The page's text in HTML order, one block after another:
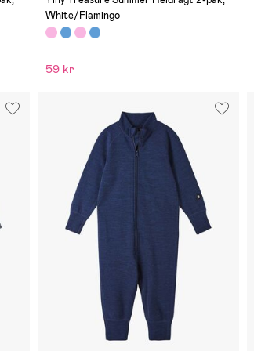
White/Flamingo
59 kr